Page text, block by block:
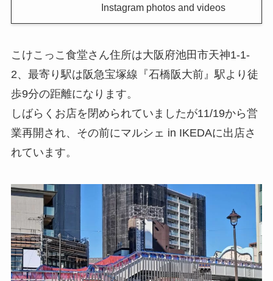
Instagram photos and videos
こけこっこ食堂さん住所は大阪府池田市天神1-1-
2、最寄り駅は阪急宝塚線『石橋阪大前』駅より徒
歩9分の距離になります。
しばらくお店を閉められていましたが11/19から営
業再開され、その前にマルシェ in IKEDAに出店さ
れています。